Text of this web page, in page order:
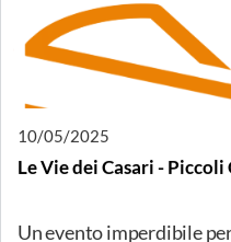
Le piccole fattorie che
concentrazione delle
formaggi che sono veri
casearia”, frutto della
dello studio, della
casari talentuosi, sono
Ticino per incontrare i
incontreremo i formaggi